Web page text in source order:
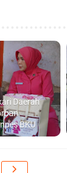
Daerah
BKU